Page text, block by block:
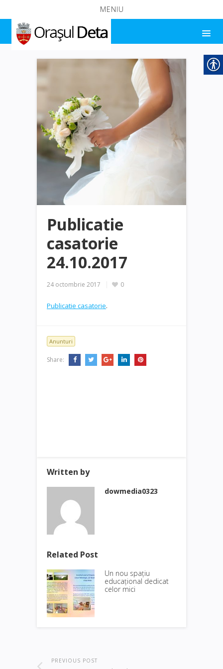
MENIU
Publicatie
casatorie
24.10.2017
24 octombrie 2017 0
Publicatie casatorie.
Anunturi
Share:
Written by
dowmedia0323
Related Post
Un nou spațiu
educațional dedicat
celor mici
PREVIOUS POST